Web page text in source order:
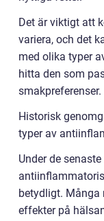
Det är viktigt att
variera, och det
med olika typer
hitta den som
smakpreferenser.
Historisk
typer av
Under de
betydligt.
effekter på